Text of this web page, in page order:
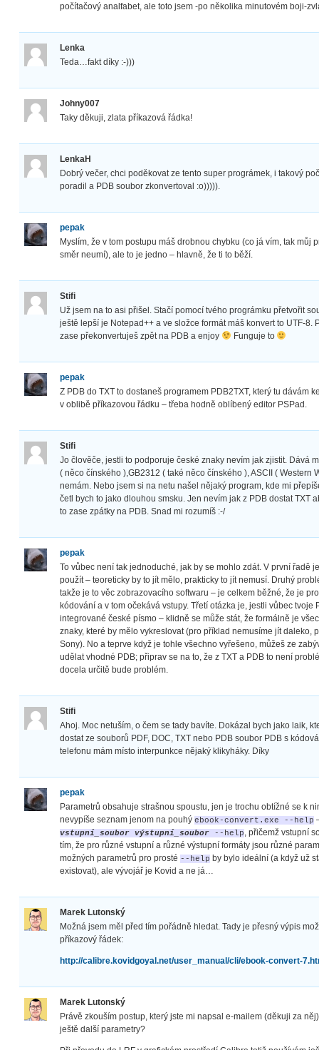
počítačový analfabet, ale toto jsem -po několika minutovém boji-
Lenka
Teda…fakt díky :-)))
Johny007
Taky děkuji, zlata příkazová řádka!
LenkaH
Dobrý večer, chci poděkovat ze tento super prográmek, i takový
poradil a PDB soubor zkonvertoval :o))))).
pepak
Myslím, že v tom postupu máš drobnou chybku (co já vím, tak můj
směr neumí), ale to je jedno – hlavně, že ti to běží.
Stifi
Už jsem na to asi přišel. Stačí pomocí tvého prográmku přetvořit
ještě lepší je Notepad++ a ve složce formát máš konvert to UTF-
zase překonvertuješ zpět na PDB a enjoy
Funguje to
pepak
Z PDB do TXT to dostaneš programem PDB2TXT, který tu dávám
v oblibě příkazovou řádku – třeba hodně oblíbený editor PSPad.
Stifi
Jo člověče, jestli to podporuje české znaky nevím jak zjistit. Dává
( něco čínského ),GB2312 ( také něco čínského ), ASCII ( Western
nemám. Nebo jsem si na netu našel nějaký program, kde mi
četl bych to jako dlouhou smsku. Jen nevím jak z PDB dostat TXT
to zase zpátky na PDB. Snad mi rozumíš :-/
pepak
To vůbec není tak jednoduché, jak by se mohlo zdát. V první řadě
použít – teoreticky by to jít mělo, prakticky to jít nemusí. Druhý
takže je to věc zobrazovacího softwaru – je celkem běžné, že je
kódování a v tom očekává vstupy. Třetí otázka je, jestli vůbec
integrované české písmo – klidně se může stát, že formálně je
znaky, které by mělo vykreslovat (pro příklad nemusíme jít daleko,
Sony). No a teprve když je tohle všechno vyřešeno, můžeš ze
udělat vhodné PDB; připrav se na to, že z TXT a PDB to není
docela určitě bude problém.
Stifi
Ahoj. Moc netuším, o čem se tady bavíte. Dokázal bych jako laik,
dostat ze souborů PDF, DOC, TXT nebo PDB soubor PDB s
telefonu mám místo interpunkce nějaký klikyháky. Díky
pepak
Parametrů obsahuje strašnou spoustu, jen je trochu obtížné se k
nevypíše seznam jenom na pouhý ebook-convert.exe --help
vstupní_soubor výstupní_soubor --help, přičemž vstupní
tím, že pro různé vstupní a různé výstupní formáty jsou různé
možných parametrů pro prosté --help by bylo ideální (a když už
existovat), ale vývojář je Kovid a ne já…
Marek Lutonský
Možná jsem měl před tím pořádně hledat. Tady je přesný výpis
příkazový řádek:
http://calibre.kovidgoyal.net/user_manual/cli/ebook-convert-
Marek Lutonský
Právě zkouším postup, který jste mi napsal e-mailem (děkuji za
ještě další parametry?